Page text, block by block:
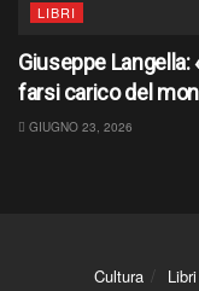
LIBRI
Giuseppe Langella:
farsi carico del
GIUGNO 23, 2026
Cultura Libri